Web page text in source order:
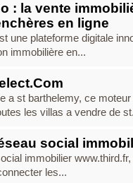
: la vente
en ligne
une plateforme digitale
immobilière en...
a st barthelemy, ce
les villas a vendre de
social
immobilier
les...